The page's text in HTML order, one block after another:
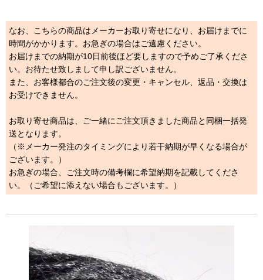
なお、こちらの商品はメーカーお取り寄せになり、お届けまでに
時間がかかります。お急ぎの場合はご遠慮ください。
お届けまでの納期が10日前後ほど要しますので予めご了承くださ
い。お待たせ致しまして申し訳ございません。
また、お客様都合のご注文後の変更・キャンセル、返品・交換は
お受けできません。
お取り寄せ商品は、ご一緒にご注文頂きました商品と同梱一括発
送となります。
（※メーカー発注のタイミングにより若干納期が早くなる場合が
ございます。）
お急ぎの場合、ご注文時の備考欄に希望納期を記載してくださ
い。（ご希望に添えない場合もございます。）